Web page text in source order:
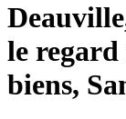
le
biens,